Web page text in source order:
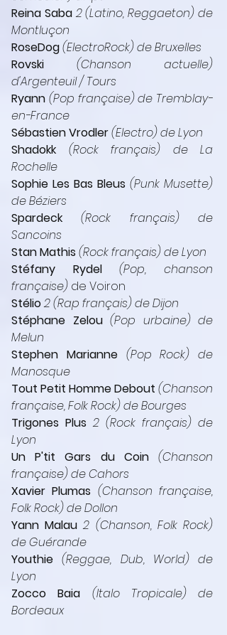
Reina Saba 2 (Latino, Reggaeton) de
Montluçon
RoseDog (ElectroRock) de Bruxelles
Rovski (Chanson actuelle)
d'Argenteuil / Tours
Ryann (Pop française) de Tremblay-
en-France
Sébastien Vrodler (Electro) de Lyon
Shadokk (Rock français) de La
Rochelle
Sophie Les Bas Bleus (Punk Musette)
de Béziers
Spardeck (Rock français) de
Sancoins
Stan Mathis (Rock français) de Lyon
Stéfany Rydel
(Pop, chanson
française) de Voiron
Stélio 2 (Rap français) de Dijon
Stéphane Zelou (Pop urbaine) de
Melun
Stephen Marianne (Pop Rock) de
Manosque
Tout Petit Homme Debout (Chanson
française, Folk Rock) de Bourges
Trigones Plus 2 (Rock français) de
Lyon
Un P'tit Gars du Coin (Chanson
française) de Cahors
Xavier Plumas (Chanson française,
Folk Rock) de Dollon
Yann Malau 2 (Chanson, Folk Rock)
de Guérande
Youthie (Reggae, Dub, World) de
Lyon
Zocco Baia
(Italo Tropicale)
de
Bordeaux